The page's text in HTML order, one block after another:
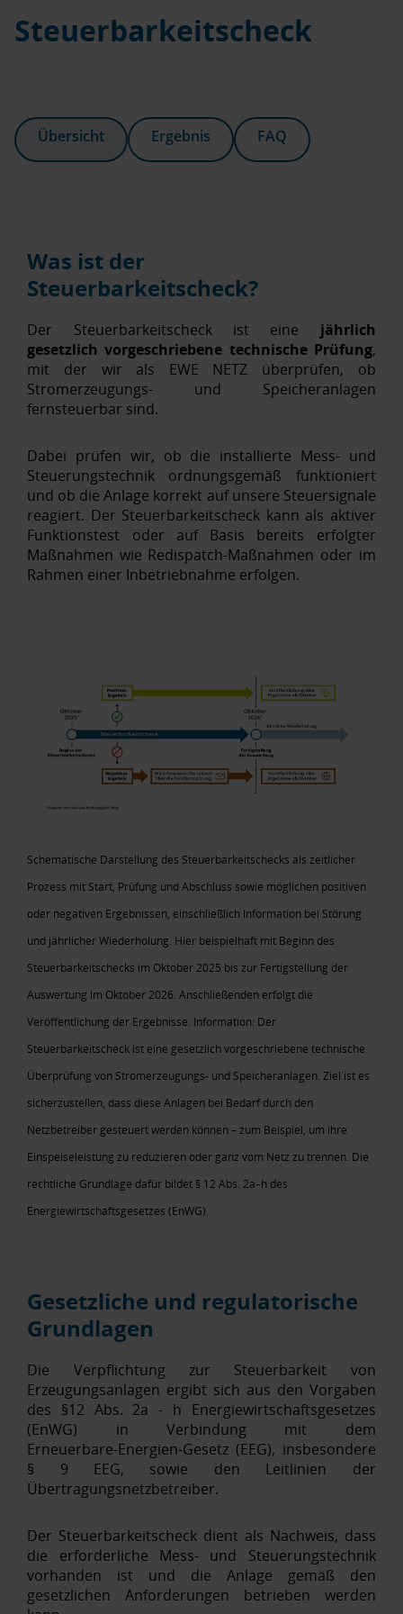
Steuerbarkeitscheck
Übersicht Ergebnis FAQ
Was ist der
Steuerbarkeitscheck?
Der Steuerbarkeitscheck ist eine jährlich
gesetzlich vorgeschriebene technische Prüfung,
mit der wir als EWE NETZ überprüfen, ob
Stromerzeugungs‑ und Speicheranlagen
fernsteuerbar sind.
Dabei prüfen wir, ob die installierte Mess‑ und
Steuerungstechnik ordnungsgemäß funktioniert
und ob die Anlage korrekt auf unsere Steuersignale
reagiert. Der Steuerbarkeitscheck kann als aktiver
Funktionstest oder auf Basis bereits erfolgter
Maßnahmen wie Redispatch‑Maßnahmen oder im
Rahmen einer Inbetriebnahme erfolgen.
Schematische Darstellung des Steuerbarkeitschecks als zeitlicher
Prozess mit Start, Prüfung und Abschluss sowie möglichen positiven
oder negativen Ergebnissen, einschließlich Information bei Störung
und jährlicher Wiederholung. Hier beispielhaft mit Beginn des
Steuerbarkeitschecks im Oktober 2025 bis zur Fertigstellung der
Auswertung im Oktober 2026. Anschließenden erfolgt die
Veröffentlichung der Ergebnisse. Information: Der
Steuerbarkeitscheck ist eine gesetzlich vorgeschriebene technische
Überprüfung von Stromerzeugungs- und Speicheranlagen. Ziel ist es
sicherzustellen, dass diese Anlagen bei Bedarf durch den
Netzbetreiber gesteuert werden können – zum Beispiel, um ihre
Einspeiseleistung zu reduzieren oder ganz vom Netz zu trennen. Die
rechtliche Grundlage dafür bildet § 12 Abs. 2a–h des
Energiewirtschaftsgesetzes (EnWG).
Gesetzliche und regulatorische
Grundlagen
Die Verpflichtung zur Steuerbarkeit von
Erzeugungsanlagen ergibt sich aus den Vorgaben
des §12 Abs. 2a - h Energiewirtschaftsgesetzes
(EnWG) in Verbindung mit dem
Erneuerbare‑Energien‑Gesetz (EEG), insbesondere
§ 9 EEG, sowie den Leitlinien der
Übertragungsnetzbetreiber.
Der Steuerbarkeitscheck dient als Nachweis, dass
die erforderliche Mess‑ und Steuerungstechnik
vorhanden ist und die Anlage gemäß den
gesetzlichen Anforderungen betrieben werden